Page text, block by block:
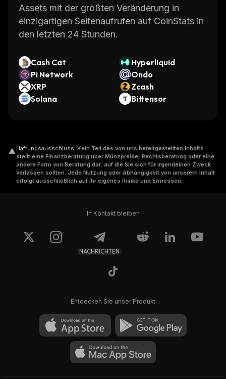
Assets mit der größten Veränderung in
einzigartigen Seitenaufrufen auf CoinStats in
den letzten 24 Stunden.
Cash Cat
Hyperliquid
Pi Network
Ondo
XRP
Zcash
Solana
Bittensor
Haftungsausschluss. Kein Teil des von uns bereitgestellten Inhalts
stellt eine Finanzberatung über Münzpreise, Rechtsberatung oder eine
andere Form von Beratung dar, auf die Sie sich für irgendeinen Zweck
verlassen sollten. Jede Nutzung oder Abhängigkeit von unserem Inhalt
erfolgt ausschließlich auf Ihr eigenes Risiko und Ermessen.
In Kontakt bleiben
NACHRICHTEN
Entdecken Sie unser Produkt